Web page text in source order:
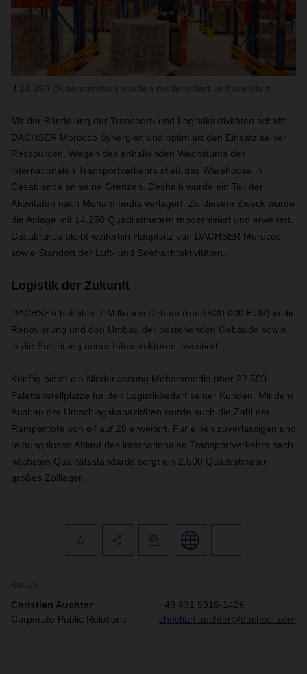
Mit der Bündelung der Transport- und Logistikaktivitäten schafft
DACHSER Morocco Synergien und optimiert den Einsatz seiner
Ressourcen. Wegen des anhaltenden Wachstums des
internationalen Transportverkehrs stieß das Warehouse in
Casablanca an seine Grenzen. Deshalb wurde ein Teil der
Aktivitäten nach Mohammedia verlagert. Zu diesem Zweck wurde
die Anlage mit 14.250 Quadratmetern modernisiert und erweitert.
Casablanca bleibt weiterhin Hauptsitz von DACHSER Morocco
sowie Standort der Luft- und Seefrachtaktivitäten.
Logistik der Zukunft
DACHSER hat über 7 Millionen Dirham (rund 630.000 EUR) in die
Renovierung und den Umbau der bestehenden Gebäude sowie
in die Errichtung neuer Infrastrukturen investiert.
Künftig bietet die Niederlassung Mohammedia über 22.500
Palettenstellplätze für den Logistikbedarf seiner Kunden. Mit dem
Ausbau der Umschlagskapazitäten wurde auch die Zahl der
Rampentore von elf auf 28 erweitert. Für einen zuverlässigen und
reibungslosen Ablauf des internationalen Transportverkehrs nach
höchsten Qualitätsstandards sorgt ein 2.500 Quadratmeter
großes Zolllager.
Kontakt
Christian Auchter
Corporate Public Relations
+49 831 5916-1426
christian.auchter@dachser.com